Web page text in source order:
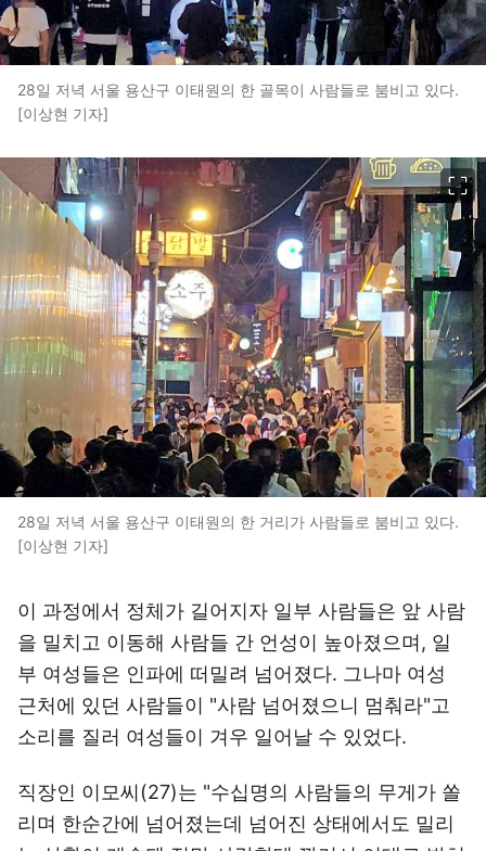
28일 저녁 서울 용산구 이태원의 한 골목이 사람들로 붐비고 있다.
[이상현 기자]
28일 저녁 서울 용산구 이태원의 한 거리가 사람들로 붐비고 있다.
[이상현 기자]
이 과정에서 정체가 길어지자 일부 사람들은 앞 사람
을 밀치고 이동해 사람들 간 언성이 높아졌으며, 일
부 여성들은 인파에 떠밀려 넘어졌다. 그나마 여성
근처에 있던 사람들이 "사람 넘어졌으니 멈춰라"고
소리를 질러 여성들이 겨우 일어날 수 있었다.
직장인 이모씨(27)는 "수십명의 사람들의 무게가 쏠
리며 한순간에 넘어졌는데 넘어진 상태에서도 밀리